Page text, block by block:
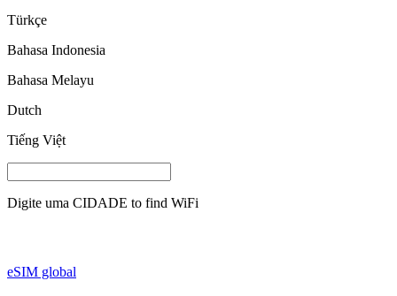
Türkçe
Bahasa Indonesia
Bahasa Melayu
Dutch
Tiếng Việt
Digite uma CIDADE to find WiFi
eSIM global